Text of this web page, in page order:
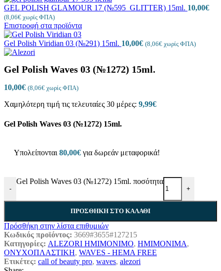
GEL POLISH GLAMOUR 17 (№595_GLITTER) 15ml. 10,00€
(8,06€ χωρίς ΦΠΑ)
Επιστροφή στα προϊόντα
Gel Polish Viridian 03 (№291) 15ml. 10,00€ (8,06€ χωρίς ΦΠΑ)
Gel Polish Waves 03 (№1272) 15ml.
10,00€ (8,06€ χωρίς ΦΠΑ)
Χαμηλότερη τιμή τις τελευταίες 30 μέρες: 9,99€
Gel Polish Waves 03 (№1272) 15ml.
Υπολείπονται 80,00€ για δωρεάν μεταφορικά!
-
Gel Polish Waves 03 (№1272) 15ml. ποσότητα
+
ΠΡΟΣΘΉΚΗ ΣΤΟ ΚΑΛΆΘΙ
Πρόσθήκη στην λίστα επιθυμιών
Κωδικός προϊόντος: 3669#3655#127215
Κατηγορίες: ALEZORI ΗΜΙΜΟΝΙΜΟ, ΗΜΙΜΟΝΙΜΑ,
ΟΝΥΧΟΠΛΑΣΤΙΚΗ, WAVES - HEMA FREE
Ετικέτες: call of beauty pro, waves, alezori